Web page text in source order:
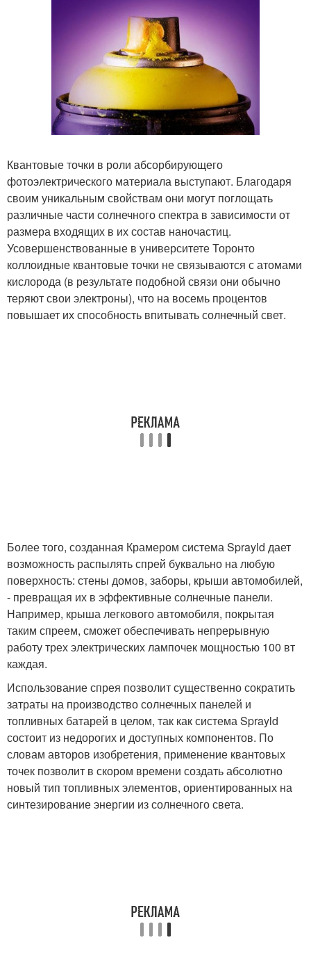
Квантовые точки в роли абсорбирующего
фотоэлектрического материала выступают. Благодаря
своим уникальным свойствам они могут поглощать
различные части солнечного спектра в зависимости от
размера входящих в их состав наночастиц.
Усовершенствованные в университете Торонто
коллоидные квантовые точки не связываются с атомами
кислорода (в результате подобной связи они обычно
теряют свои электроны), что на восемь процентов
повышает их способность впитывать солнечный свет.
Более того, созданная Крамером система Sprayld дает
возможность распылять спрей буквально на любую
поверхность: стены домов, заборы, крыши автомобилей,
- превращая их в эффективные солнечные панели.
Например, крыша легкового автомобиля, покрытая
таким спреем, сможет обеспечивать непрерывную
работу трех электрических лампочек мощностью 100 вт
каждая.
Использование спрея позволит существенно сократить
затраты на производство солнечных панелей и
топливных батарей в целом, так как система Sprayld
состоит из недорогих и доступных компонентов. По
словам авторов изобретения, применение квантовых
точек позволит в скором времени создать абсолютно
новый тип топливных элементов, ориентированных на
синтезирование энергии из солнечного света.